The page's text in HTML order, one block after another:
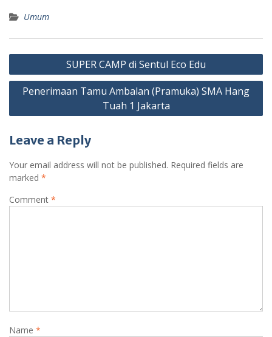
Umum
Post
navigation
SUPER CAMP di Sentul Eco Edu
Penerimaan Tamu Ambalan (Pramuka) SMA Hang
Tuah 1 Jakarta
Leave a Reply
Your email address will not be published. Required fields are
marked *
Comment *
Name *